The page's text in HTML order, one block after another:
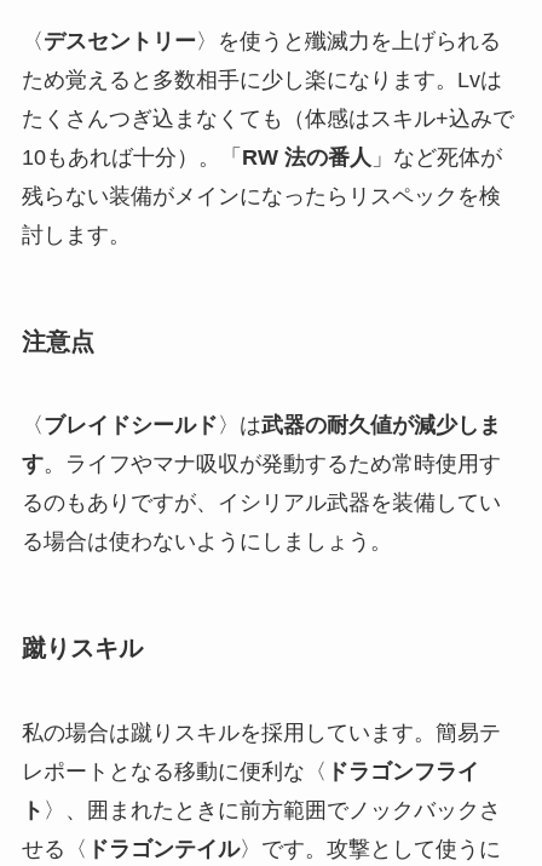
〈デスセントリー〉を使うと殲滅力を上げられる
ため覚えると多数相手に少し楽になります。Lvは
たくさんつぎ込まなくても（体感はスキル+込みで
10もあれば十分）。「 RW 法の番人 」など死体が
残らない装備がメインになったらリスペックを検
討します。
注意点
〈 ブレイドシールド 〉は武器の耐久値が減少しま
す。ライフやマナ吸収が発動するため常時使用す
るのもありですが、イシリアル武器を装備してい
る場合は使わないようにしましょう。
蹴りスキル
私の場合は蹴りスキルを採用しています。簡易テ
レポートとなる移動に便利な〈 ドラゴンフライ
ト 〉、囲まれたときに前方範囲でノックバックさ
せる〈 ドラゴンテイル〉です。攻撃として使うに